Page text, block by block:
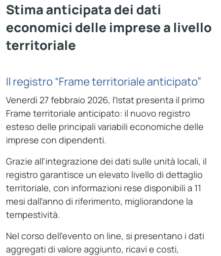
Stima anticipata dei dati
economici delle imprese a livello
territoriale
Il registro “Frame territoriale anticipato”
Venerdì 27 febbraio 2026, l’Istat presenta il primo
Frame territoriale anticipato: il nuovo registro
esteso delle principali variabili economiche delle
imprese con dipendenti.
Grazie all’integrazione dei dati sulle unità locali, il
registro garantisce un elevato livello di dettaglio
territoriale, con informazioni rese disponibili a 11
mesi dall’anno di riferimento, migliorandone la
tempestività.
Nel corso dell’evento on line, si presentano i dati
aggregati di valore aggiunto, ricavi e costi,